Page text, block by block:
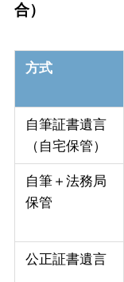
合）
方式
自筆証書遺言
（自宅保管）
自筆＋法務局
保管
公正証書遺言